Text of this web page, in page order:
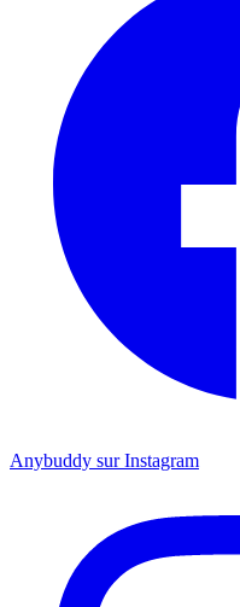
Anybuddy sur Instagram